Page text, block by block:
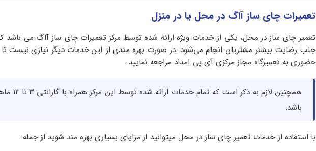
تعمیرات چای ساز آاگ در محل یا در منزل
تعمیر چای ساز در محل، یکی از خدمات ویژه ارائه شده توسط مرکز تعمیرات چای ساز آاگ می باشد
جلب رضایت بیشتر مشتریان انجام می‌شود. در صورت بهره مندی از این خدمات دیگر نیازی نیست
حضوری به تعمیرگاه مجاز مرکزی آی پی امداد مراجعه نمایید.
همچنین لازم به ذکر است که
باشد.
با استفاده از خدمات تعمیر چای ساز در محل میتوانید از مزایای بسیاری بهره مند شوید از جمله: